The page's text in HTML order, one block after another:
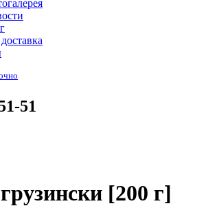
51
[200 г]